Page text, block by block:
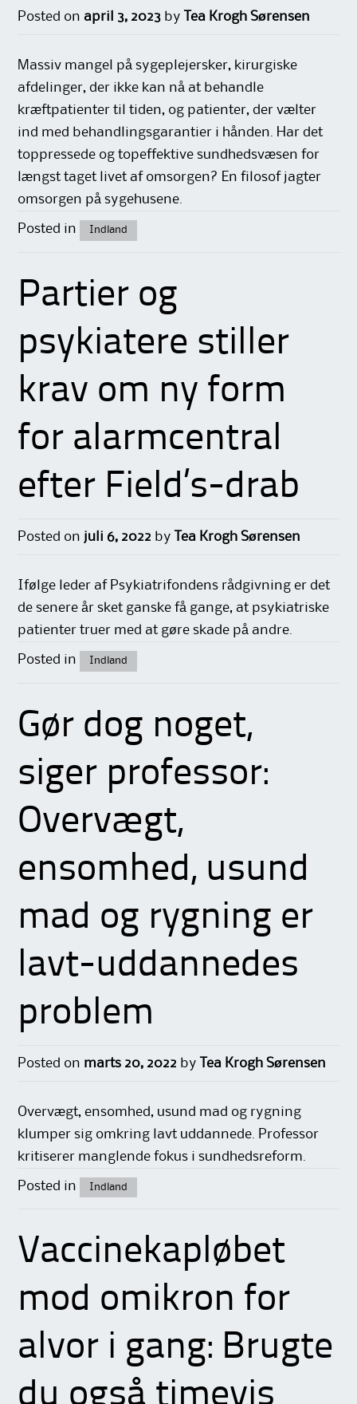
Posted on april 3, 2023 by Tea Krogh Sørensen
Massiv mangel på sygeplejersker, kirurgiske
afdelinger, der ikke kan nå at behandle
kræftpatienter til tiden, og patienter, der vælter
ind med behandlingsgarantier i hånden. Har det
toppressede og topeffektive sundhedsvæsen for
længst taget livet af omsorgen? En filosof jagter
omsorgen på sygehusene.
Posted in Indland
Partier og
psykiatere stiller
krav om ny form
for alarmcentral
efter Field’s-drab
Posted on juli 6, 2022 by Tea Krogh Sørensen
Ifølge leder af Psykiatrifondens rådgivning er det
de senere år sket ganske få gange, at psykiatriske
patienter truer med at gøre skade på andre.
Posted in Indland
Gør dog noget,
siger professor:
Overvægt,
ensomhed, usund
mad og rygning er
lavt-uddannedes
problem
Posted on marts 20, 2022 by Tea Krogh Sørensen
Overvægt, ensomhed, usund mad og rygning
klumper sig omkring lavt uddannede. Professor
kritiserer manglende fokus i sundhedsreform.
Posted in Indland
Vaccinekapløbet
mod omikron for
alvor i gang: Brugte